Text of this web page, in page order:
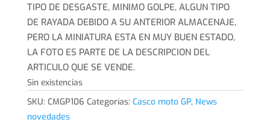
TIPO DE DESGASTE, MINIMO GOLPE, ALGUN TIPO
DE RAYADA DEBIDO A SU ANTERIOR ALMACENAJE,
PERO LA MINIATURA ESTA EN MUY BUEN ESTADO,
LA FOTO ES PARTE DE LA DESCRIPCION DEL
ARTICULO QUE SE VENDE.
Sin existencias
SKU: CMGP106 Categorías: Casco moto GP, News
novedades